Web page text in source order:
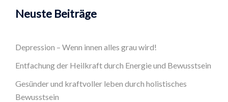
Neuste Beiträge
Depression – Wenn innen alles grau wird!
Entfachung der Heilkraft durch Energie und Bewusstsein
Gesünder und kraftvoller leben durch holistisches
Bewusstsein